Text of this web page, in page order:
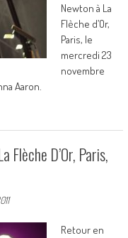
Newton à La
Flèche d’Or,
Paris, le
mercredi 23
novembre
Aaron.
Flèche D’Or, Paris,
Retour en